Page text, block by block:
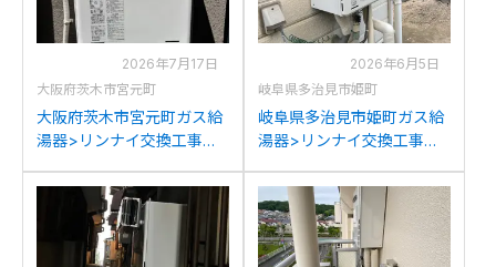
2026年7月17日
大阪府茨木市宮元町
大阪府茨木市宮元町ガス給
湯器>リンナイ交換工事施
A1610SAW(A)からリンナイ
RUF-A1615SAW(C)への交
2026年6月5日
岐阜県多治見市姫町
岐阜県多治見市姫町ガス給
湯器>リンナイ交換工事施
1616SAWからリンナイ
RUF-A1615SAW(C)への交
換